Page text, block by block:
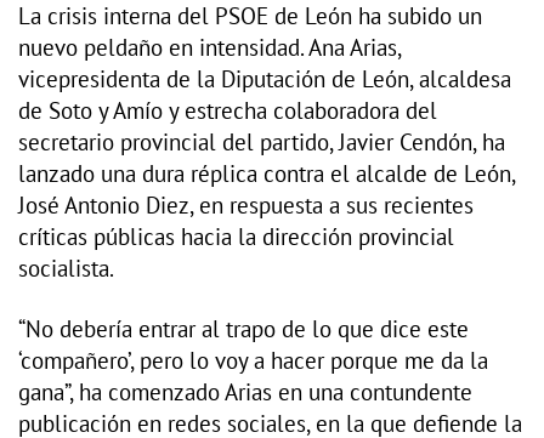
La crisis interna del PSOE de León ha subido un
nuevo peldaño en intensidad. Ana Arias,
vicepresidenta de la Diputación de León, alcaldesa
de Soto y Amío y estrecha colaboradora del
secretario provincial del partido, Javier Cendón, ha
lanzado una dura réplica contra el alcalde de León,
José Antonio Diez, en respuesta a sus recientes
críticas públicas hacia la dirección provincial
socialista.
“No debería entrar al trapo de lo que dice este
‘compañero’, pero lo voy a hacer porque me da la
gana”, ha comenzado Arias en una contundente
publicación en redes sociales, en la que defiende la